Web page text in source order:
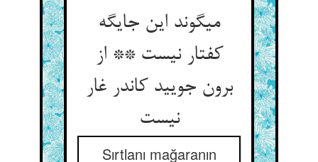
می‏گوند این جایگه
کفتار نیست ** از
برون جویید کاندر غار
نیست‏
Sırtlanı mağaranın